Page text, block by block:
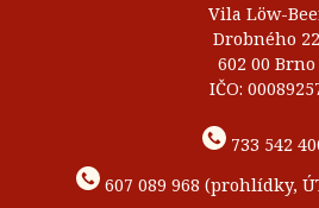
Vila Löw-
Drobného 22
602 00 Brno
IČO:
733 542
607 089 968 (prohlídky,